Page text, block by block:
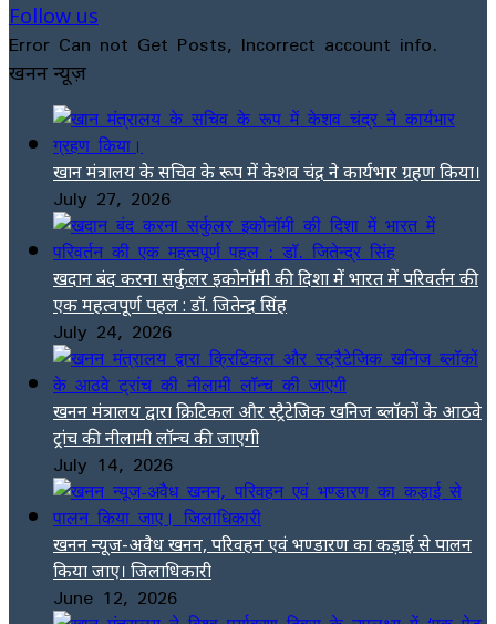
Follow us
Error Can not Get Posts, Incorrect account info.
खनन न्यूज़
खान मंत्रालय के सचिव के रूप में केशव चंद्र ने कार्यभार ग्रहण किया।
July 27, 2026
खदान बंद करना सर्कुलर इकोनॉमी की दिशा में भारत में परिवर्तन की
एक महत्वपूर्ण पहल : डॉ. जितेन्द्र सिंह
July 24, 2026
खनन मंत्रालय द्वारा क्रिटिकल और स्ट्रैटेजिक खनिज ब्लॉकों के आठवे
ट्रांच की नीलामी लॉन्च की जाएगी
July 14, 2026
खनन न्यूज-अवैध खनन, परिवहन एवं भण्डारण का कड़ाई से पालन
किया जाए। जिलाधिकारी
June 12, 2026